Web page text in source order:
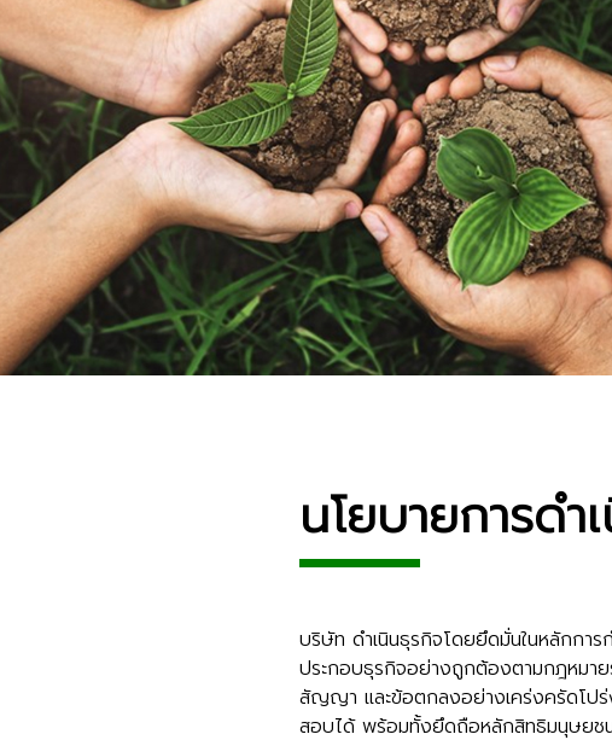
นโยบายการดำ
บริษัท ดำเนินธุรกิจโดยยึดมั่นในหลักกา
ประกอบธุรกิจอย่างถูกต้องตามกฎหมา
สัญญา และข้อตกลงอย่างเคร่งครัดโปร่
สอบได้ พร้อมทั้งยึดถือหลักสิทธิมนุษยช